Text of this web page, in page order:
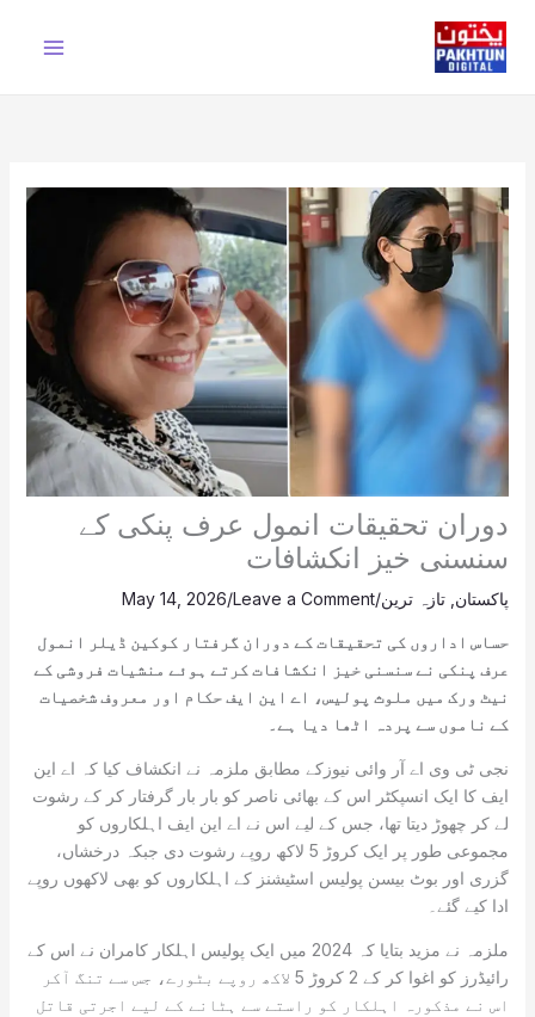
content
دوران تحقیقات انمول عرف پنکی کے
سنسنی خیز انکشافات
پاکستان تازہ ترین/
Leave a Comment
/
May 14, 2026
حساس اداروں کی تحقیقات کے دوران گرفتار کوکین ڈیلر انمول
عرف پنکی نے سنسنی خیز انکشافات کرتے ہوئے منشیات فروشی کے
نیٹ ورک میں ملوث پولیس، اے این ایف حکام اور معروف شخصیات
کے ناموں سے پردہ اٹھا دیا ہے۔
نجی ٹی وی اے آر وائی نیوزکے مطابق ملزمہ نے انکشاف کیا کہ اے این
ایف کا ایک انسپکٹر اس کے بھائی ناصر کو بار بار گرفتار کر کے رشوت
لے کر چھوڑ دیتا تھا، جس کے لیے اس نے اے این ایف اہلکاروں کو
مجموعی طور پر ایک کروڑ 5 لاکھ روپے رشوت دی جبکہ درخشاں،
گزری اور بوٹ بیسن پولیس اسٹیشنز کے اہلکاروں کو بھی لاکھوں روپے
ادا کیے گئے۔
ملزمہ نے مزید بتایا کہ 2024 میں ایک پولیس اہلکار کامران نے اس کے
رائیڈرز کو اغوا کر کے 2 کروڑ 5 لاکھ روپے بٹورے، جس سے تنگ آکر
اس نے مذکورہ اہلکار کو راستے سے ہٹانے کے لیے اجرتی قاتل